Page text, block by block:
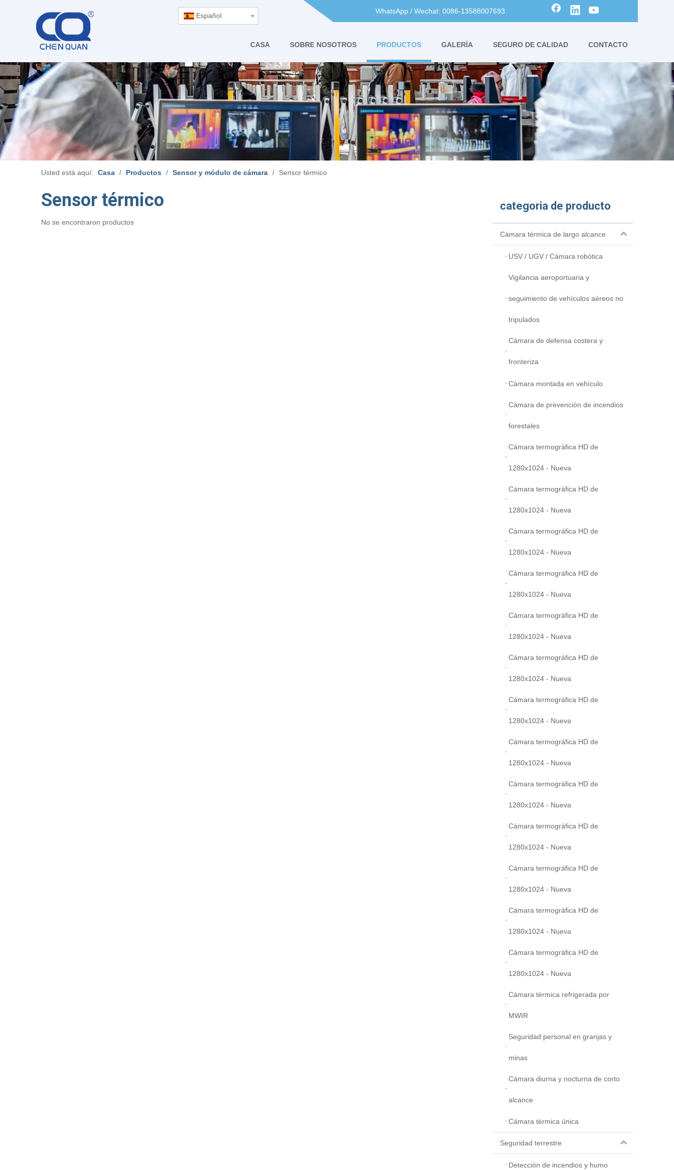
Español
WhatsApp / Wechat: 0086-13588007693
CASA SOBRE NOSOTROS PRODUCTOS GALERÍA SEGURO DE CALIDAD CONTACTO
Usted está aquí: Casa / Productos / Sensor y módulo de cámara / Sensor térmico
Sensor térmico
No se encontraron productos
categoria de producto
Cámara térmica de largo alcance
USV / UGV / Cámara robótica
Vigilancia aeroportuaria y
seguimiento de vehículos aéreos no
tripulados
Cámara de defensa costera y
fronteriza
Cámara montada en vehículo
Cámara de prevención de incendios
forestales
Cámara termográfica HD de
1280x1024 - Nueva
Cámara termográfica HD de
1280x1024 - Nueva
Cámara termográfica HD de
1280x1024 - Nueva
Cámara termográfica HD de
1280x1024 - Nueva
Cámara termográfica HD de
1280x1024 - Nueva
Cámara termográfica HD de
1280x1024 - Nueva
Cámara termográfica HD de
1280x1024 - Nueva
Cámara termográfica HD de
1280x1024 - Nueva
Cámara termográfica HD de
1280x1024 - Nueva
Cámara termográfica HD de
1280x1024 - Nueva
Cámara termográfica HD de
1280x1024 - Nueva
Cámara termográfica HD de
1280x1024 - Nueva
Cámara termográfica HD de
1280x1024 - Nueva
Cámara térmica refrigerada por
MWIR
Seguridad personal en granjas y
minas
Cámara diurna y nocturna de corto
alcance
Cámara térmica única
Seguridad terrestre
Detección de incendios y humo